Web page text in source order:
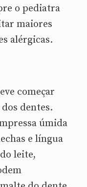
o pediatra
maiores
alérgicas.
começar
dentes.
úmida
e língua
leite,